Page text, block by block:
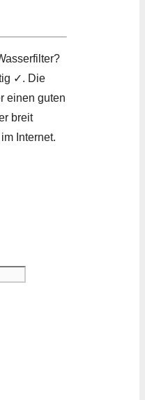
✓. Die
einen guten
breit
Internet.